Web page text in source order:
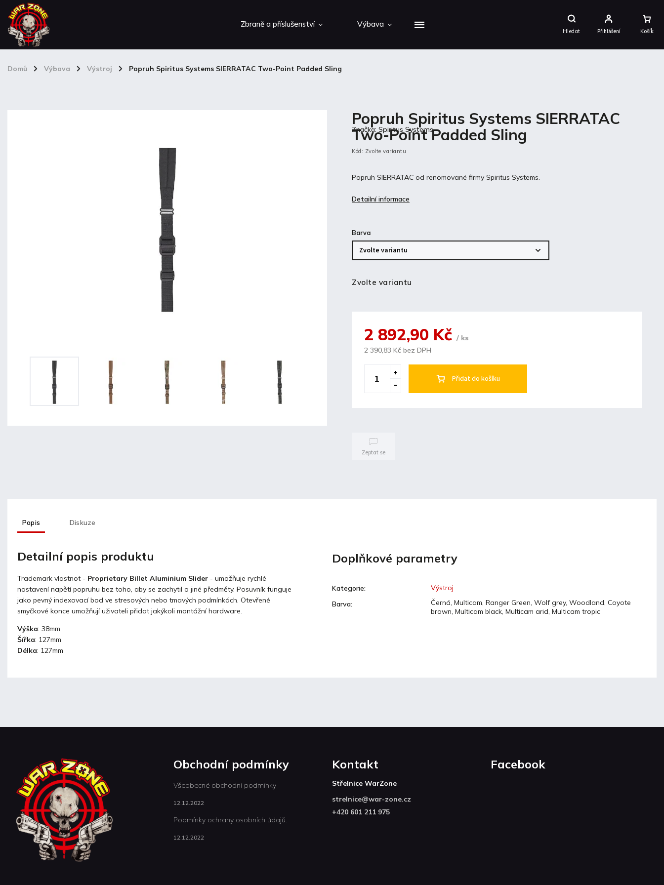
Hledat
Nákupní
Košík
Přihlášení
Zbraně a příslušenství Výbava
Domů / Výbava / Výstroj / Popruh Spiritus Systems SIERRATAC Two-Point Padded Sling
Popruh Spiritus Systems SIERRATAC
Two-Point Padded Sling
Kód: Zvolte variantu
Popruh SIERRATAC od renomované firmy Spiritus Systems.
Detailní informace
Značka:Spiritus Systems
Barva
Zvolte variantu
2 892,90 Kč/ ks
2 390,83 Kč bez DPH
Přidat do košíku
Zeptat se
Popis Diskuze
Detailní popis produktu
Trademark vlastnot - Proprietary Billet Aluminium Slider - umožňuje rychlé
nastavení napětí popruhu bez toho, aby se zachytil o jiné předměty. Posuvník funguje
jako pevný indexovací bod ve stresových nebo tmavých podmínkách. Otevřené
smyčkové konce umožňují uživateli přidat jakýkoli montážní hardware.
Výška: 38mm
Šířka: 127mm
Délka: 127mm
Doplňkové parametry
Kategorie:
Výstroj
Barva:
Černá, Multicam, Ranger Green, Wolf grey, Woodland, Coyote
brown, Multicam black, Multicam arid, Multicam tropic
Obchodní podmínky
Všeobecné obchodní podmínky
12.12.2022
Podmínky ochrany osobních údajů.
12.12.2022
Kontakt
Střelnice WarZone
strelnice@war-zone.cz
+420 601 211 975
Facebook